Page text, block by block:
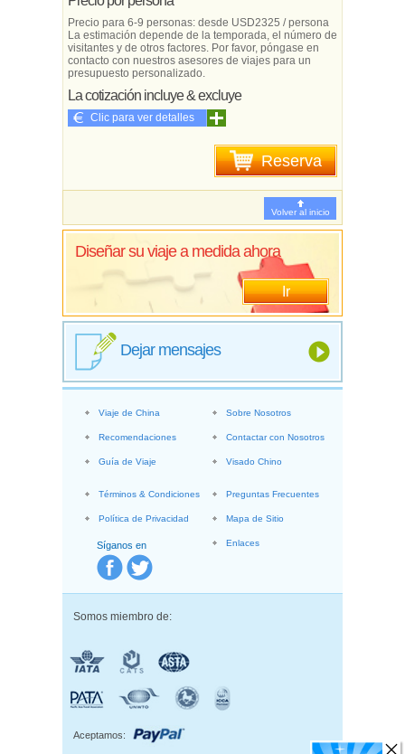
Precio para 6-9 personas: desde USD2325 / persona
La estimación depende de la temporada, el número de
visitantes y de otros factores. Por favor, póngase en
contacto con nuestros asesores de viajes para un
presupuesto personalizado.
La cotización incluye & excluye
Clic para ver detalles
Reserva
Volver al inicio
Diseñar su viaje a medida ahora
Ir
Dejar mensajes
Síganos en
Viaje de China
Recomendaciones
Guía de Viaje
Sobre Nosotros
Contactar con Nosotros
Visado Chino
Términos & Condiciones
Política de Privacidad
Preguntas Frecuentes
Mapa de Sitio
Enlaces
Somos miembro de:
Aceptamos: